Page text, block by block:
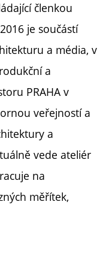
členkou
je součástí
a média, v
a
PRAHA v
veřejností a
a
vede ateliér
na
měřítek,